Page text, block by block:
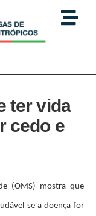
ter vida
cedo e
(OMS) mostra que
se a doença for